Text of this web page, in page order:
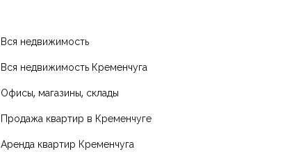
Вся недвижимость
Вся недвижимость Кременчуга
Офисы, магазины, склады
Продажа квартир в Кременчуге
Аренда квартир Кременчуга